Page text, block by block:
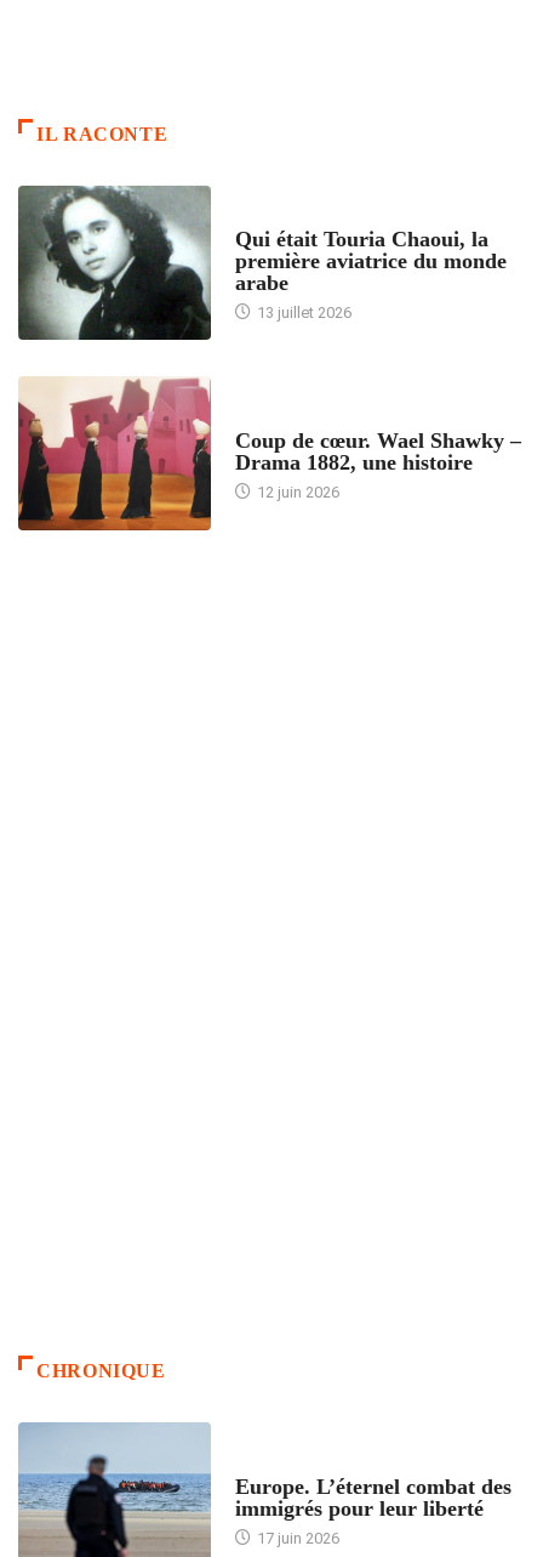
IL RACONTE
Qui était Touria Chaoui, la
première aviatrice du monde
arabe
13 juillet 2026
Coup de cœur. Wael Shawky –
Drama 1882, une histoire
12 juin 2026
CHRONIQUE
Europe. L’éternel combat des
immigrés pour leur liberté
17 juin 2026